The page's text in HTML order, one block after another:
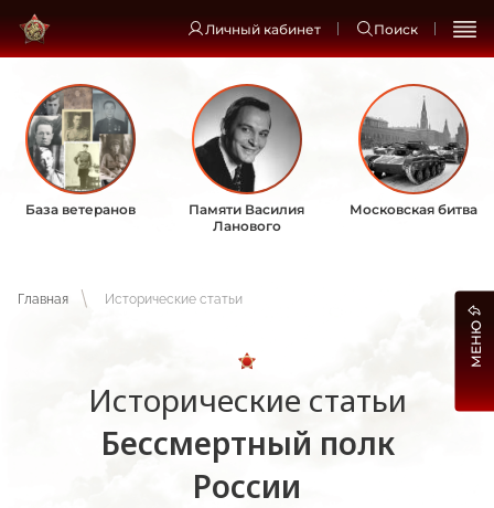
Личный кабинет Поиск
База ветеранов
Памяти Василия
Ланового
Московская битва
Главная Исторические статьи
Исторические статьи
Бессмертный полк
России
МЕНЮ